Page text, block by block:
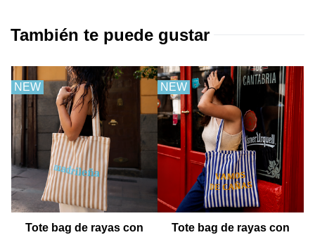
También te puede gustar
NEW
Tote bag de rayas con
NEW
Tote bag de rayas con